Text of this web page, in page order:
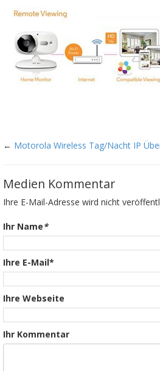
← Motorola Wireless Tag/Nacht IP
Medien Kommentar
Ihre E-Mail-Adresse wird nicht
Ihr Name*
Ihre E-Mail*
Ihre Webseite
Ihr Kommentar